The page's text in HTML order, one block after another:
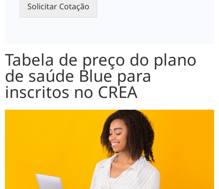
Solicitar Cotação
Tabela de preço do plano
de saúde Blue para
inscritos no CREA